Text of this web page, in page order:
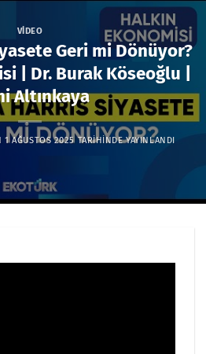
VIDEO
Geri mi Dönüyor?
| Dr. Burak Köseoğlu |
Altınkaya
1 AĞUSTOS 2025TARIHINDE YAYINLANDI